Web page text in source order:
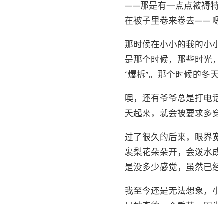
——那是有一点点被褥
在被子里卷来卷去——
那时候在小小的我的小
是那个时候，那些时光
“爆拆”。那个时候的冬
噢，还有爷爷总是打电
天起来，就会被要求多
过了很久的后来，眼界
裹梨花朵朵开，会泼水
是没多少感觉，虽然已
我至今还是无法想象，